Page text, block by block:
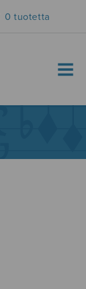
0 tuotetta
MENU